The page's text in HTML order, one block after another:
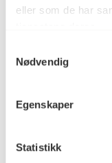
eller som de har
Nødvendig
Egenskaper
Statistikk
post@koro.no
Victoria Terrasse 11